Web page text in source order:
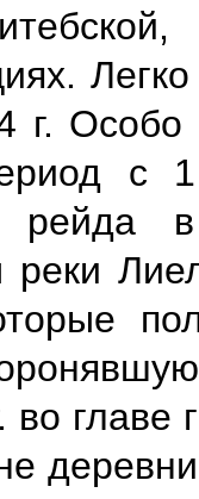
г. Особо
с
рейда
во главе